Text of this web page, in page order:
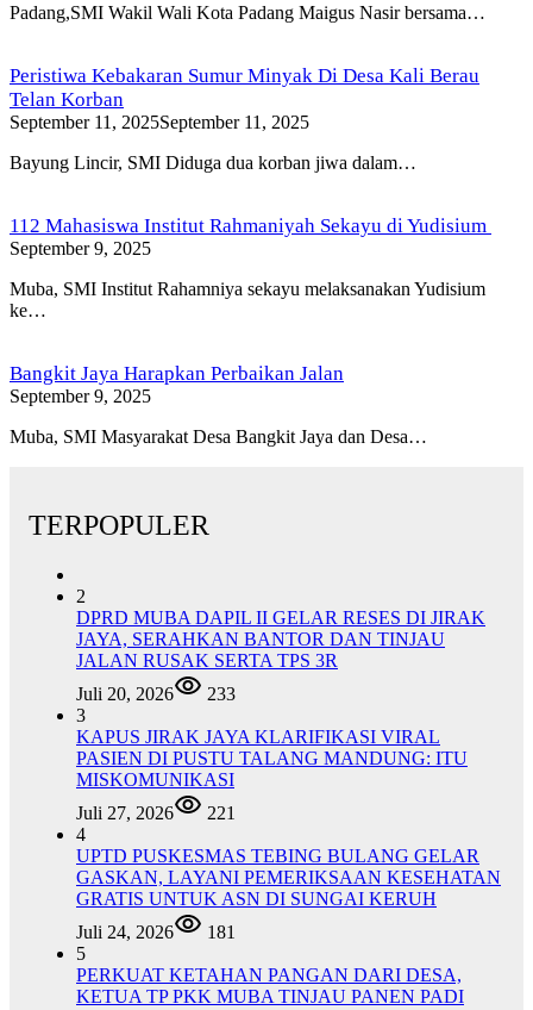
Padang,SMI Wakil Wali Kota Padang Maigus Nasir bersama…
Peristiwa Kebakaran Sumur Minyak Di Desa Kali Berau
Telan Korban
September 11, 2025September 11, 2025
Bayung Lincir, SMI Diduga dua korban jiwa dalam…
112 Mahasiswa Institut Rahmaniyah Sekayu di Yudisium
September 9, 2025
Muba, SMI Institut Rahamniya sekayu melaksanakan Yudisium
ke…
Bangkit Jaya Harapkan Perbaikan Jalan
September 9, 2025
Muba, SMI Masyarakat Desa Bangkit Jaya dan Desa…
TERPOPULER
2
DPRD MUBA DAPIL II GELAR RESES DI JIRAK
JAYA, SERAHKAN BANTOR DAN TINJAU
JALAN RUSAK SERTA TPS 3R
Juli 20, 2026
233
3
KAPUS JIRAK JAYA KLARIFIKASI VIRAL
PASIEN DI PUSTU TALANG MANDUNG: ITU
MISKOMUNIKASI
Juli 27, 2026
221
4
UPTD PUSKESMAS TEBING BULANG GELAR
GASKAN, LAYANI PEMERIKSAAN KESEHATAN
GRATIS UNTUK ASN DI SUNGAI KERUH
Juli 24, 2026
181
5
PERKUAT KETAHAN PANGAN DARI DESA,
KETUA TP PKK MUBA TINJAU PANEN PADI